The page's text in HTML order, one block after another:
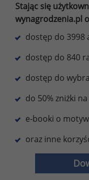
Stając się
wynagrodzenia.pl
dostęp do 3998
dostęp do 840
dostęp do
do 50% zniżki
e-booki o
oraz inne